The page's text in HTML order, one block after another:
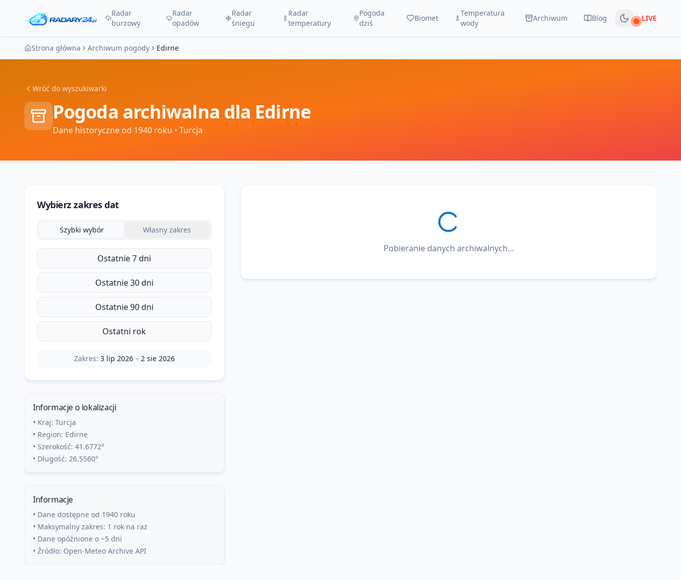
Radar
burzowy
Radar
opadów
Radar
śniegu
Radar
temperatury
Pogoda
dziś
Biomet
Temperatura
wody
Archiwum Blog Na żywo
LIVE
Strona główna Archiwum pogody Edirne
Wróć do wyszukiwarki
Pogoda archiwalna dla Edirne
Dane historyczne od 1940 roku • Turcja
Wybierz zakres dat
Szybki wybór Własny zakres
Ostatnie 7 dni
Ostatnie 30 dni
Ostatnie 90 dni
Ostatni rok
Zakres: 3 lip 2026– 2 sie 2026
Informacje o lokalizacji
• Kraj: Turcja
• Region: Edirne
• Szerokość: 41.6772°
• Długość: 26.5560°
Informacje
• Dane dostępne od 1940 roku
• Maksymalny zakres: 1 rok na raz
• Dane opóźnione o ~5 dni
• Źródło: Open-Meteo Archive API
Pobieranie danych archiwalnych...